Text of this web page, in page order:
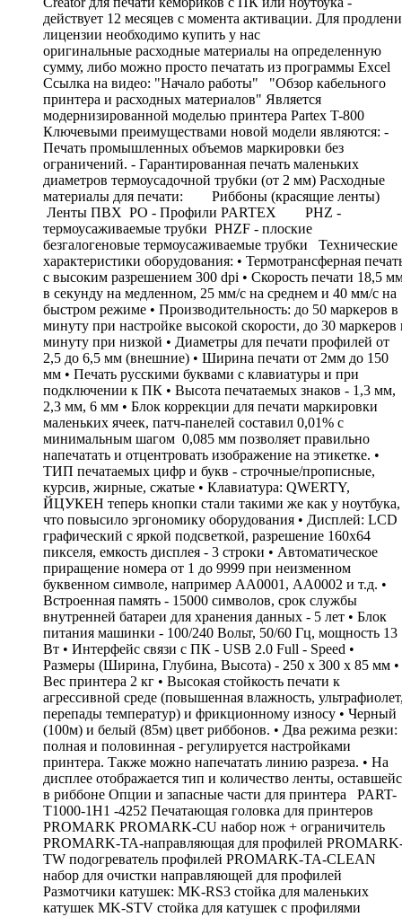
действует 12 месяцев с момента активации. Для
лицензии необходимо купить у нас
оригинальные расходные материалы на определенную
сумму, либо можно просто печатать из программы Excel
Ссылка на видео: "Начало работы" "Обзор кабельного
принтера и расходных материалов" Является
модернизированной моделью принтера Partex T-800
Ключевыми преимуществами новой модели являются: -
Печать промышленных объемов маркировки без
ограничений. - Гарантированная печать маленьких
диаметров термоусадочной трубки (от 2 мм) Расходные
материалы для печати: Риббоны (красящие ленты)
Ленты ПВХ PO - Профили PARTEX PHZ -
термоусаживаемые трубки PHZF - плоские
безгалогеновые термоусаживаемые трубки Технические
характеристики оборудования: • Термотрансферная
с высоким разрешением 300 dpi • Скорость печати 18,5
в секунду на медленном, 25 мм/с на среднем и 40 мм/с на
быстром режиме • Производительность: до 50 маркеров в
минуту при настройке высокой скорости, до 30 маркеров
минуту при низкой • Диаметры для печати профилей от
2,5 до 6,5 мм (внешние) • Ширина печати от 2мм до 150
мм • Печать русскими буквами с клавиатуры и при
подключении к ПК • Высота печатаемых знаков - 1,3 мм,
2,3 мм, 6 мм • Блок коррекции для печати маркировки
маленьких ячеек, патч-панелей составил 0,01% с
минимальным шагом 0,085 мм позволяет правильно
напечатать и отцентровать изображение на этикетке. •
ТИП печатаемых цифр и букв - строчные/прописные,
курсив, жирные, сжатые • Клавиатура: QWERTY,
ЙЦУКЕН теперь кнопки стали такими же как у ноутбука,
что повысило эргономику оборудования • Дисплей: LCD
графический c яркой подсветкой, разрешение 160х64
пикселя, емкость дисплея - 3 строки • Автоматическое
приращение номера от 1 до 9999 при неизменном
буквенном символе, например АА0001, АА0002 и т.д. •
Встроенная память - 15000 символов, срок службы
внутренней батареи для хранения данных - 5 лет • Блок
питания машинки - 100/240 Вольт, 50/60 Гц, мощность 13
Вт • Интерфейс связи с ПК - USB 2.0 Full - Speed •
Размеры (Ширина, Глубина, Высота) - 250 х 300 х 85 мм •
Вес принтера 2 кг • Высокая стойкость печати к
агрессивной среде (повышенная влажность,
перепады температур) и фрикционному износу • Черный
(100м) и белый (85м) цвет риббонов. • Два режима резки:
полная и половинная - регулируется настройками
принтера. Также можно напечатать линию разреза. • На
дисплее отображается тип и количество ленты,
в риббоне Опции и запасные части для принтера PART-
T1000-1H1 -4252 Печатающая головка для принтеров
PROMARK PROMARK-CU набор нож + ограничитель
PROMARK-TA-направляющая для профилей
TW подогреватель профилей PROMARK-TA-CLEAN
набор для очистки направляющей для профилей
Размотчики катушек: MK-RS3 стойка для маленьких
катушек MK-STV стойка для катушек с профилями